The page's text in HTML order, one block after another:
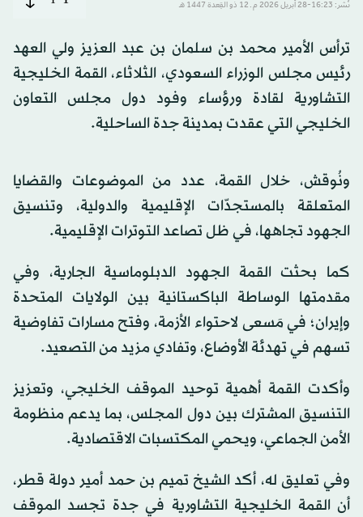
نُشر: 16:23-28 أبريل 2026 م ـ 12 ذو القِعدة 1447 هـ
ترأس الأمير محمد بن سلمان بن عبد العزيز ولي العهد
رئيس مجلس الوزراء السعودي، الثلاثاء، القمة الخليجية
التشاورية لقادة ورؤساء وفود دول مجلس التعاون
الخليجي التي عقدت بمدينة جدة الساحلية.
ونُوقش، خلال القمة، عدد من الموضوعات والقضايا
المتعلقة بالمستجدّات الإقليمية والدولية، وتنسيق
الجهود تجاهها، في ظل تصاعد التوترات الإقليمية.
كما بحثت القمة الجهود الدبلوماسية الجارية، وفي
مقدمتها الوساطة الباكستانية بين الولايات المتحدة
وإيران؛ في مَسعى لاحتواء الأزمة، وفتح مسارات تفاوضية
تسهم في تهدئة الأوضاع، وتفادي مزيد من التصعيد.
وأكدت القمة أهمية توحيد الموقف الخليجي، وتعزيز
التنسيق المشترك بين دول المجلس، بما يدعم منظومة
الأمن الجماعي، ويحمي المكتسبات الاقتصادية.
وفي تعليق له، أكد الشيخ تميم بن حمد أمير دولة قطر،
أن القمة الخليجية التشاورية في جدة تجسد الموقف